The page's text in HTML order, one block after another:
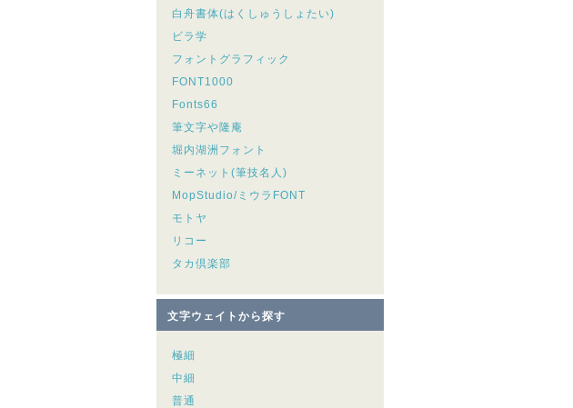
白舟書体(はくしゅうしょたい)
ビラ学
フォントグラフィック
FONT1000
Fonts66
筆文字や隆庵
堀内湖洲フォント
ミーネット(筆技名人)
MopStudio/ミウラFONT
モトヤ
リコー
タカ倶楽部
文字ウェイトから探す
極細
中細
普通